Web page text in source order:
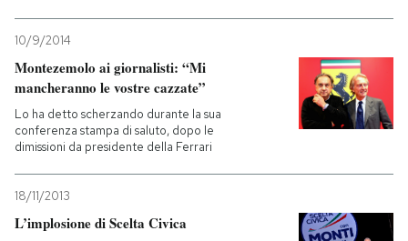
10/9/2014
Montezemolo ai giornalisti: “Mi
mancheranno le vostre cazzate”
Lo ha detto scherzando durante la sua
conferenza stampa di saluto, dopo le
dimissioni da presidente della Ferrari
18/11/2013
L’implosione di Scelta Civica